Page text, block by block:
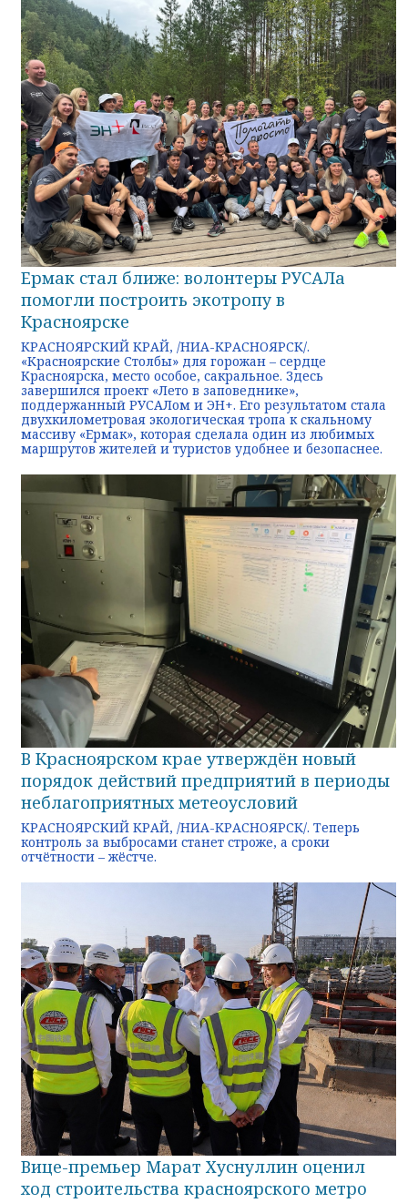
Ермак стал ближе: волонтеры РУСАЛа
помогли построить экотропу в
Красноярске
КРАСНОЯРСКИЙ КРАЙ, /НИА-КРАСНОЯРСК/.
«Красноярские Столбы» для горожан – сердце
Красноярска, место особое, сакральное. Здесь
завершился проект «Лето в заповеднике»,
поддержанный РУСАЛом и ЭН+. Его результатом стала
двухкилометровая экологическая тропа к скальному
массиву «Ермак», которая сделала один из любимых
маршрутов жителей и туристов удобнее и безопаснее.
В Красноярском крае утверждён новый
порядок действий предприятий в периоды
неблагоприятных метеоусловий
КРАСНОЯРСКИЙ КРАЙ, /НИА-КРАСНОЯРСК/. Теперь
контроль за выбросами станет строже, а сроки
отчётности – жёстче.
Вице-премьер Марат Хуснуллин оценил
ход строительства красноярского метро